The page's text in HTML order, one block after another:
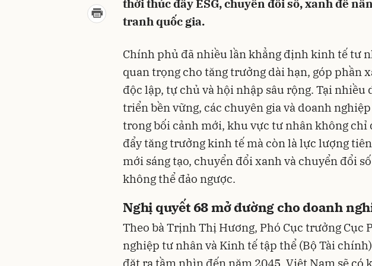
thời thúc đẩy ESG, chuyển đổi số, xanh để
tranh quốc gia.
Chính phủ đã nhiều lần khẳng định kinh tế tư
quan trọng cho tăng trưởng dài hạn, góp phần
độc lập, tự chủ và hội nhập sâu rộng. Tại nhiều
triển bền vững, các chuyên gia và doanh
trong bối cảnh mới, khu vực tư nhân không chỉ
đẩy tăng trưởng kinh tế mà còn là lực lượng
mới sáng tạo, chuyển đổi xanh và chuyển đổi
không thể đảo ngược.
Nghị quyết 68 mở đường cho doanh
Theo bà Trịnh Thị Hương, Phó Cục trưởng Cục
nghiệp tư nhân và Kinh tế tập thể (Bộ Tài
đặt ra tầm nhìn đến năm 2045, Việt Nam sẽ có